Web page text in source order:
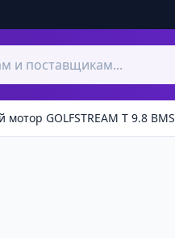
GOLFSTREAM T 9.8 BMS